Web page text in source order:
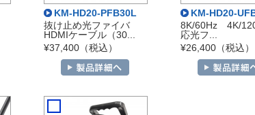
KM-HD20-PFB30L
抜け止め光ファイバ
HDMIケーブル（30...
¥37,400（税込）
KM-HD20-
8K/60Hz 4K/
応光フ...
¥26,400（税込）